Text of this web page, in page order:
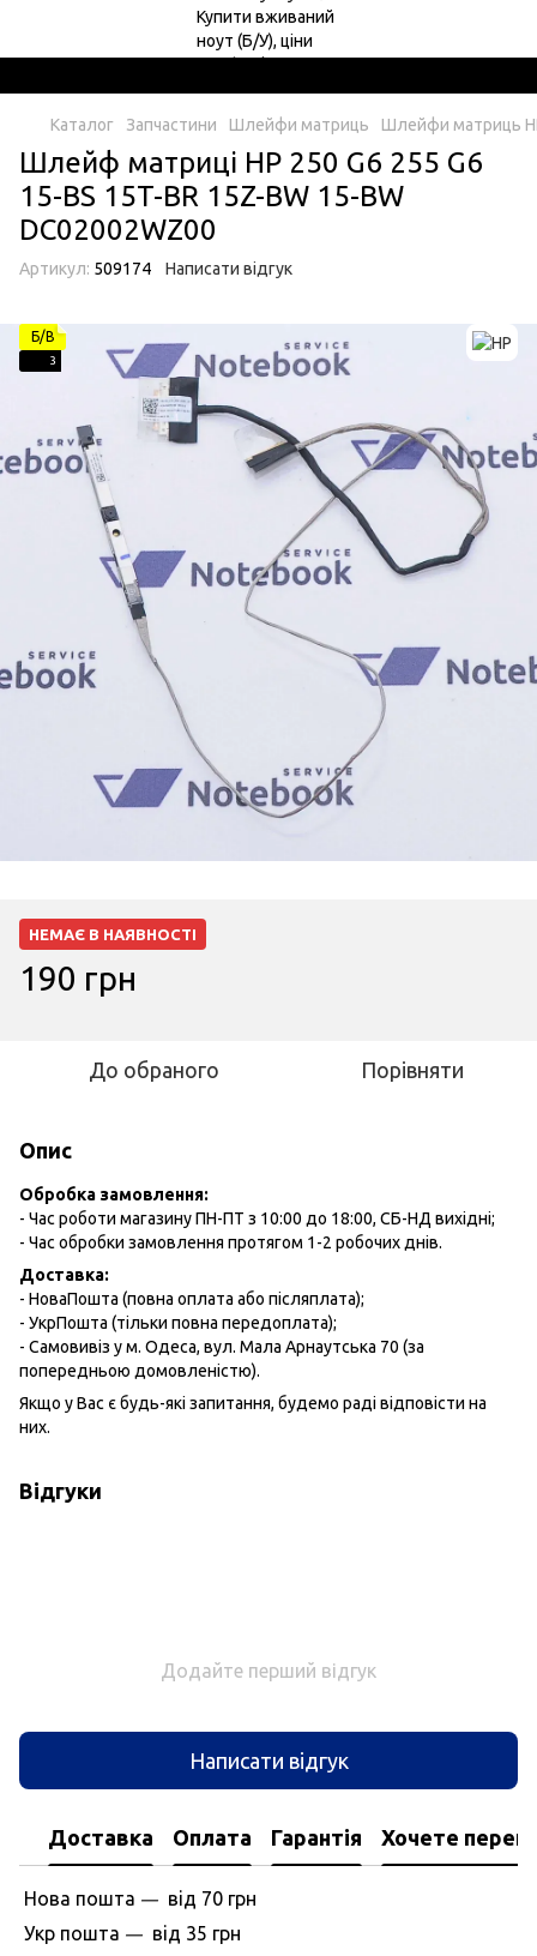
Каталог Запчастини Шлейфи матриць Шлейфи матриць
Шлейф матрицi HP 250 G6 255 G6
15-BS 15T-BR 15Z-BW 15-BW
DC02002WZ00
Артикул: 509174 Написати відгук
Б/В
3
НЕМАЄ В НАЯВНОСТІ
190 грн
До обраного Порівняти
Опис
Обробка замовлення:
- Час роботи магазину ПН-ПТ з 10:00 до 18:00, СБ-НД вихідні;
- Час обробки замовлення протягом 1-2 робочих днів.
Доставка:
- НоваПошта (повна оплата або післяплата);
- УкрПошта (тільки повна передоплата);
- Самовивіз у м. Одеса, вул. Мала Арнаутська 70 (за
попередньою домовленістю).
Якщо у Вас є будь-які запитання, будемо раді відповісти на
них.
Відгуки
Додайте перший відгук
Написати відгук
Доставка Оплата Гарантія Хочете
Нова пошта — вiд 70 грн
Укр пошта — вiд 35 грн